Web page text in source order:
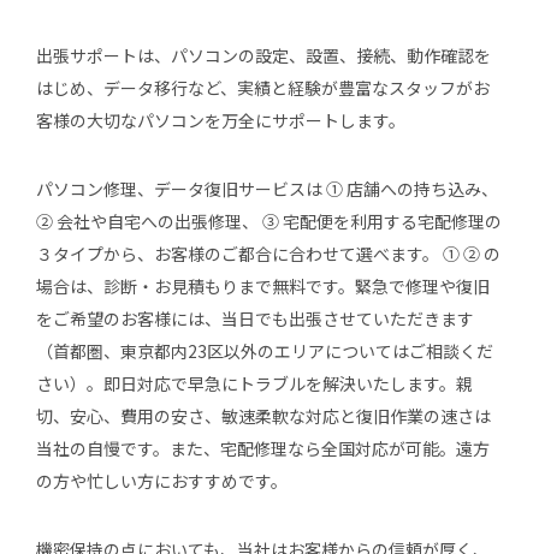
出張サポートは、パソコンの設定、設置、接続、動作確認を
はじめ、データ移行など、実績と経験が豊富なスタッフがお
客様の大切なパソコンを万全にサポートします。
パソコン修理、データ復旧サービスは ① 店舗への持ち込み、
② 会社や自宅への出張修理、 ③ 宅配便を利用する宅配修理の
３タイプから、お客様のご都合に合わせて選べます。 ① ② の
場合は、診断・お見積もりまで無料です。緊急で修理や復旧
をご希望のお客様には、当日でも出張させていただきます
（首都圏、東京都内23区以外のエリアについてはご相談くだ
さい）。即日対応で早急にトラブルを解決いたします。親
切、安心、費用の安さ、敏速柔軟な対応と復旧作業の速さは
当社の自慢です。また、宅配修理なら全国対応が可能。遠方
の方や忙しい方におすすめです。
機密保持の点においても、当社はお客様からの信頼が厚く、